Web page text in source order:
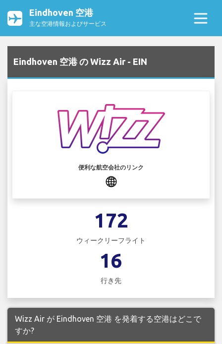
Eindhoven 空港
主な空港情報およびサービス
Eindhoven 空港 の Wizz Air - EIN
便利な航空会社のリンク
172
ウィークリーフライト
16
行き先
Wizz Air が Eindhoven 空港 を発着する空港はどこで
すか?